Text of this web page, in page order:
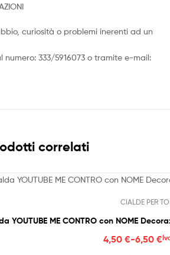
curiosità o problemi inerenti ad un
333/5916073 o tramite e-mail:
correlati
CIALDE PER
YOUTUBE ME CONTRO con NOME
4,50 €-6,50 €